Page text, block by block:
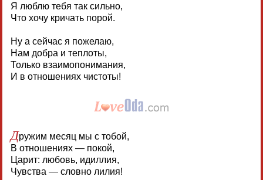
Я люблю тебя так сильно,
Что хочу кричать порой.
Ну а сейчас я пожелаю,
Нам добра и теплоты,
Только взаимопонимания,
И в отношениях чистоты!
Дружим месяц мы с тобой,
В отношениях — покой,
Царит: любовь, идиллия,
Чувства — словно лилия!